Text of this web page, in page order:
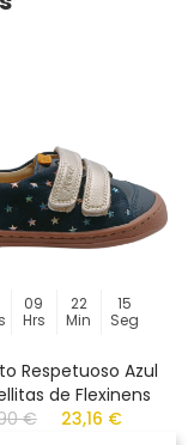
09
Hrs
22
Min
15
Seg
Respetuoso Azul
de Flexinens
€
23,16 €